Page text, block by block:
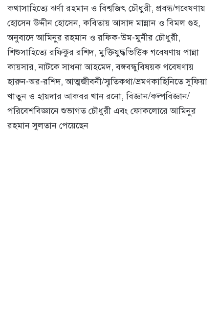
কথাসাহিত্যে ঝর্ণা রহমান ও বিশ্বজিৎ চৌধুরী, প্রবন্ধ/গবেষণায়
হোসেন উদ্দীন হোসেন, কবিতায় আসাদ মান্নান ও বিমল গুহ,
অনুবাদে আমিনুর রহমান ও রফিক-উম-মুনীর চৌধুরী,
শিশুসাহিত্যে রফিকুর রশিদ, মুক্তিযুদ্ধভিত্তিক গবেষণায় পান্না
কায়সার, নাটকে সাধনা আহমেদ, বঙ্গবন্ধুবিষয়ক গবেষণায়
হারুন-অর-রশিদ, আত্মজীবনী/স্মৃতিকথা/ভ্রমণকাহিনিতে সুফিয়া
খাতুন ও হায়দার আকবর খান রনো, বিজ্ঞান/কল্পবিজ্ঞান/
পরিবেশবিজ্ঞানে শুভাগত চৌধুরী এবং ফোকলোরে আমিনুর
রহমান সুলতান পেয়েছেন